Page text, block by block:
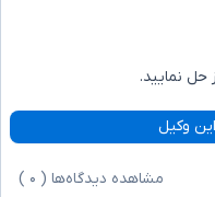
حل نمایید.
وکیل
مشاهده دیدگاه‌ها ( ۰